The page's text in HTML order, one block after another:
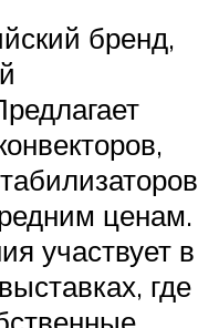
бренд,
ценам.
участвует в
где